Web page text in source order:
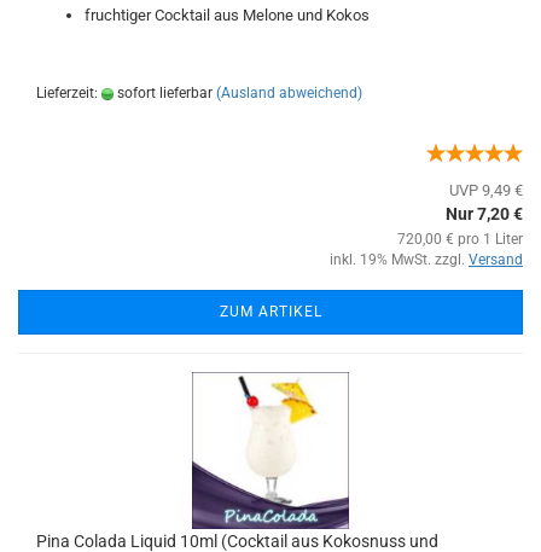
fruchtiger Cocktail aus Melone und Kokos
Lieferzeit: sofort lieferbar (Ausland abweichend)
UVP 9,49 €
Nur 7,20 €
720,00 € pro 1 Liter
inkl. 19% MwSt. zzgl. Versand
ZUM ARTIKEL
Pina Colada Liquid 10ml (Cocktail aus Kokosnuss und